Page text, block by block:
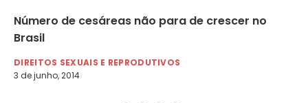
Número de cesáreas não para de crescer no
Brasil
DIREITOS SEXUAIS E REPRODUTIVOS
3 de junho, 2014